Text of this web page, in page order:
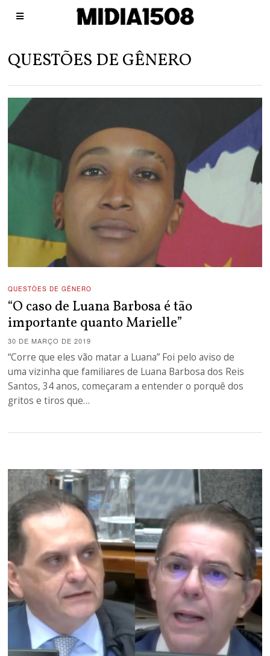
QUESTÕES DE GÊNERO
QUESTÕES DE GÊNERO
“O caso de Luana Barbosa é tão
importante quanto Marielle”
30 DE MARÇO DE 2019
“Corre que eles vão matar a Luana” Foi pelo aviso de
uma vizinha que familiares de Luana Barbosa dos Reis
Santos, 34 anos, começaram a entender o porquê dos
gritos e tiros que…